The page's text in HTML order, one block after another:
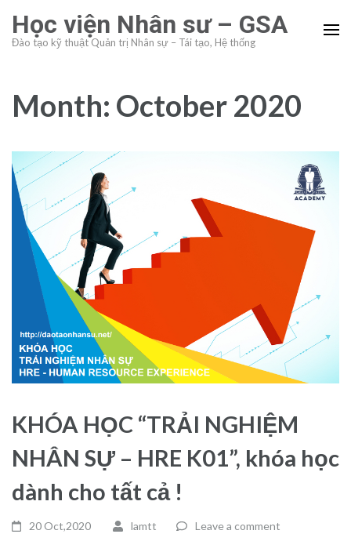
content
Enter)
Học viện Nhân sư – GSA
Đào tạo kỹ thuật Quản trị Nhân sự – Tái tạo, Hệ thống
Month: October 2020
KHÓA HỌC “TRẢI NGHIỆM
NHÂN SỰ – HRE K01”, khóa học
dành cho tất cả !
20 Oct,2020 lamtt Leave a comment